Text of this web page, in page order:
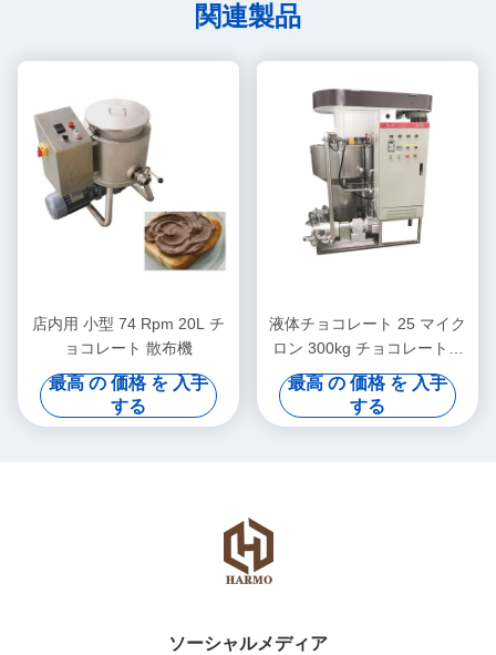
関連製品
店内用 小型 74 Rpm 20L チ
ョコレート 散布機
最高 の 価格 を 入手
する
液体チョコレート 25 マイク
ロン 300kg チョコレートボ
ールミル
最高 の 価格 を 入手
する
ソーシャルメディア